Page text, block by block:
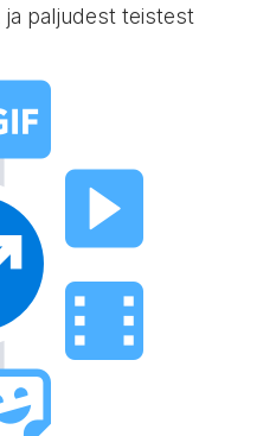
paljudest teistest